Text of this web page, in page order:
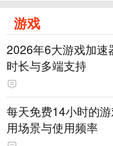
游戏
2026年6大游戏加速
时长与多端支持
每天免费14小时的
用场景与使用频率